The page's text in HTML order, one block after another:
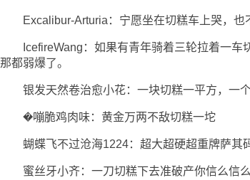
Excalibur-Arturia：宁愿坐在切糕车上哭，也
IcefireWang：如果有青年骑着三轮拉着一车
那都弱爆了。
银发天然卷治愈小花：一块切糕一平方，一个
�嘣脆鸡肉味：黄金万两不敌切糕一坨
蝴蝶飞不过沧海1224：超大超硬超重牌萨其码
蜜丝牙小齐：一刀切糕下去准破产你信么信么